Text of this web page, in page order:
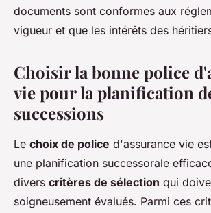
documents sont conformes aux
vigueur et que les intérêts des
Choisir la bonne police
vie pour la planification
successions
Le choix de police d'assurance vie
une planification successorale
divers critères de sélection qui
soigneusement évalués. Parmi ces